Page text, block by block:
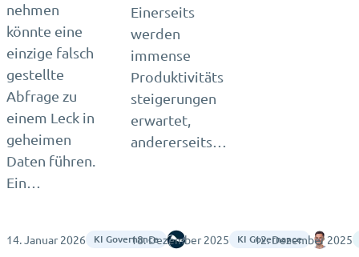
nehmen
könnte eine
einzige falsch
gestellte
Abfrage zu
einem Leck in
geheimen
Daten führen.
Ein…
Einerseits
werden
immense
Produktivitäts
steigerungen
erwartet,
andererseits…
14. Januar 2026 KI Governance Rencore
18. Dezember 2025 KI Governance Lee
12. Dezember 2025